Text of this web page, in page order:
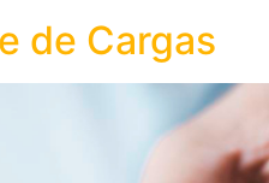
de Cargas